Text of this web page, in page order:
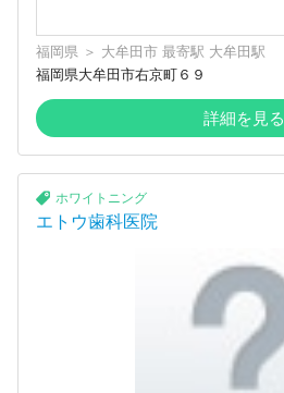
福岡県 ＞ 大牟田市 最寄駅 大牟田駅
福岡県大牟田市右京町６９
詳細を見る
ホワイトニング
エトウ歯科医院